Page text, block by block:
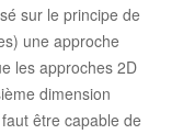
sur le principe de
une approche
les approches 2D
dimension
être capable de